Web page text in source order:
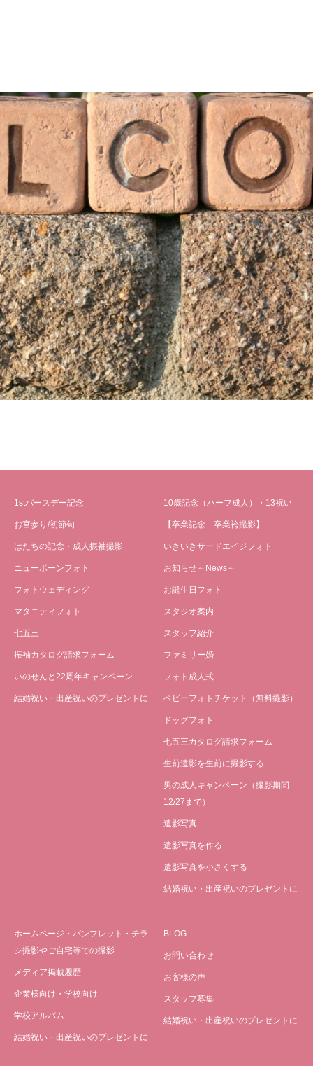
1stバースデー記念
お宮参り/初節句
はたちの記念・成人振袖撮影
ニューボーンフォト
フォトウェディング
マタニティフォト
七五三
振袖カタログ請求フォーム
いのせんと22周年キャンペーン
結婚祝い・出産祝いのプレゼントに
10歳記念（ハーフ成人）・13祝い
【卒業記念 卒業袴撮影】
いきいきサードエイジフォト
お知らせ～News～
お誕生日フォト
スタジオ案内
スタッフ紹介
ファミリー婚
フォト成人式
ベビーフォトチケット（無料撮影）
ドッグフォト
七五三カタログ請求フォーム
生前遺影を生前に撮影する
男の成人キャンペーン（撮影期間
12/27まで）
遺影写真
遺影写真を作る
遺影写真を小さくする
結婚祝い・出産祝いのプレゼントに
ホームページ・パンフレット・チラ
シ撮影やご自宅等での撮影
メディア掲載履歴
企業様向け・学校向け
学校アルバム
結婚祝い・出産祝いのプレゼントに
BLOG
お問い合わせ
お客様の声
スタッフ募集
結婚祝い・出産祝いのプレゼントに